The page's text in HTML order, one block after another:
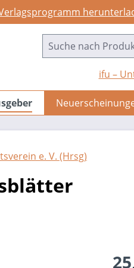
ifu –
e. V. (Hrsg)